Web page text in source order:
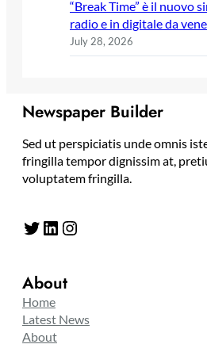
“Break Time” è il nuovo
radio e in digitale da
July 28, 2026
Newspaper Builder
Sed ut perspiciatis unde omnis
fringilla tempor dignissim at,
voluptatem fringilla.
Twitter LinkedIn Instagram
About
Home
Latest News
About